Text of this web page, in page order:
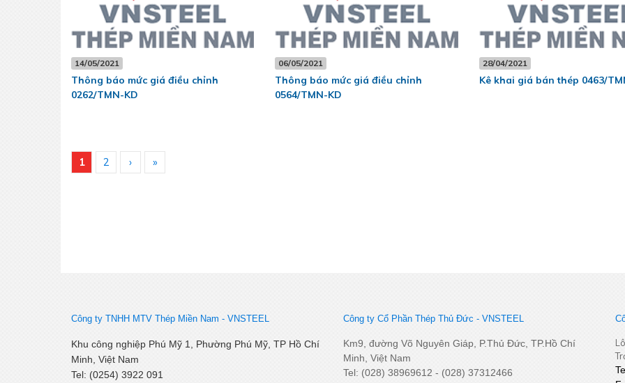
14/05/2021
Thông báo mức giá điều chỉnh
0262/TMN-KD
06/05/2021
Thông báo mức giá điều chỉnh
0564/TMN-KD
28/04/2021
Kê khai giá bán thép 0463/
1 2 › »
Công ty TNHH MTV Thép Miền Nam - VNSTEEL
Khu công nghiệp Phú Mỹ 1, Phường Phú Mỹ, TP Hồ Chí
Minh, Việt Nam
Tel: (0254) 3922 091
Công ty Cổ Phần Thép Thủ Đức - VNSTEEL
Km9, đường Võ Nguyên Giáp, P.Thủ Đức, TP.Hồ Chí
Minh, Việt Nam
Tel: (028) 38969612 - (028) 37312466